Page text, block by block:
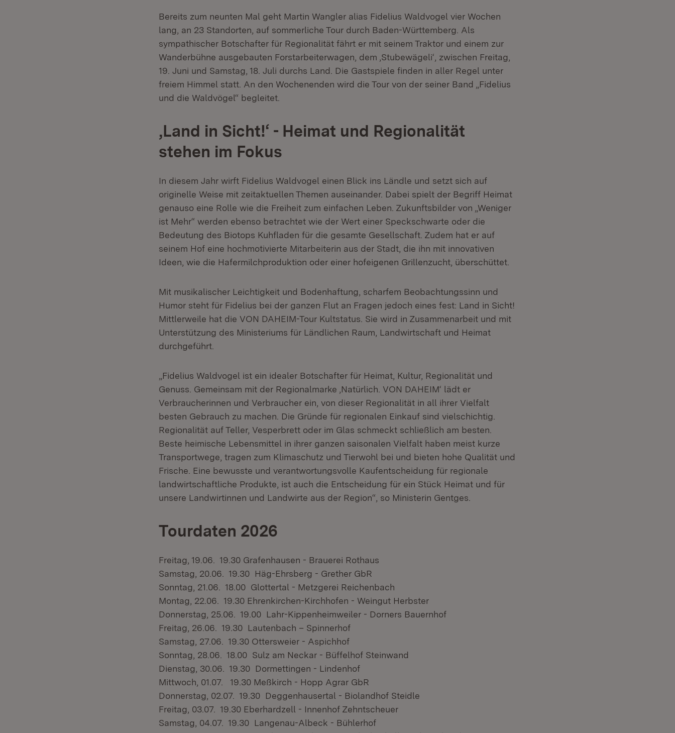
Bereits zum neunten Mal geht Martin Wangler alias Fidelius Waldvogel vier Wochen
lang, an 23 Standorten, auf sommerliche Tour durch Baden-Württemberg. Als
sympathischer Botschafter für Regionalität fährt er mit seinem Traktor und einem zur
Wanderbühne ausgebauten Forstarbeiterwagen, dem ‚Stubewägeli‘, zwischen Freitag,
19. Juni und Samstag, 18. Juli durchs Land. Die Gastspiele finden in aller Regel unter
freiem Himmel statt. An den Wochenenden wird die Tour von der seiner Band „Fidelius
und die Waldvögel“ begleitet.
‚Land in Sicht!‘ - Heimat und Regionalität
stehen im Fokus
In diesem Jahr wirft Fidelius Waldvogel einen Blick ins Ländle und setzt sich auf
originelle Weise mit zeitaktuellen Themen auseinander. Dabei spielt der Begriff Heimat
genauso eine Rolle wie die Freiheit zum einfachen Leben. Zukunftsbilder von „Weniger
ist Mehr“ werden ebenso betrachtet wie der Wert einer Speckschwarte oder die
Bedeutung des Biotops Kuhfladen für die gesamte Gesellschaft. Zudem hat er auf
seinem Hof eine hochmotivierte Mitarbeiterin aus der Stadt, die ihn mit innovativen
Ideen, wie die Hafermilchproduktion oder einer hofeigenen Grillenzucht, überschüttet.
Mit musikalischer Leichtigkeit und Bodenhaftung, scharfem Beobachtungssinn und
Humor steht für Fidelius bei der ganzen Flut an Fragen jedoch eines fest: Land in Sicht!
Mittlerweile hat die VON DAHEIM-Tour Kultstatus. Sie wird in Zusammenarbeit und mit
Unterstützung des Ministeriums für Ländlichen Raum, Landwirtschaft und Heimat
durchgeführt.
„Fidelius Waldvogel ist ein idealer Botschafter für Heimat, Kultur, Regionalität und
Genuss. Gemeinsam mit der Regionalmarke ‚Natürlich. VON DAHEIM‘ lädt er
Verbraucherinnen und Verbraucher ein, von dieser Regionalität in all ihrer Vielfalt
besten Gebrauch zu machen. Die Gründe für regionalen Einkauf sind vielschichtig.
Regionalität auf Teller, Vesperbrett oder im Glas schmeckt schließlich am besten.
Beste heimische Lebensmittel in ihrer ganzen saisonalen Vielfalt haben meist kurze
Transportwege, tragen zum Klimaschutz und Tierwohl bei und bieten hohe Qualität und
Frische. Eine bewusste und verantwortungsvolle Kaufentscheidung für regionale
landwirtschaftliche Produkte, ist auch die Entscheidung für ein Stück Heimat und für
unsere Landwirtinnen und Landwirte aus der Region“, so Ministerin Gentges.
Tourdaten 2026
Freitag, 19.06. 19.30 Grafenhausen - Brauerei Rothaus
Samstag, 20.06. 19.30 Häg-Ehrsberg - Grether GbR
Sonntag, 21.06. 18.00 Glottertal - Metzgerei Reichenbach
Montag, 22.06. 19.30 Ehrenkirchen-Kirchhofen - Weingut Herbster
Donnerstag, 25.06. 19.00 Lahr-Kippenheimweiler - Dorners Bauernhof
Freitag, 26.06. 19.30 Lautenbach – Spinnerhof
Samstag, 27.06. 19.30 Ottersweier - Aspichhof
Sonntag, 28.06. 18.00 Sulz am Neckar - Büffelhof Steinwand
Dienstag, 30.06. 19.30 Dormettingen - Lindenhof
Mittwoch, 01.07. 19.30 Meßkirch - Hopp Agrar GbR
Donnerstag, 02.07. 19.30 Deggenhausertal - Biolandhof Steidle
Freitag, 03.07. 19.30 Eberhardzell - Innenhof Zehntscheuer
Samstag, 04.07. 19.30 Langenau-Albeck - Bühlerhof